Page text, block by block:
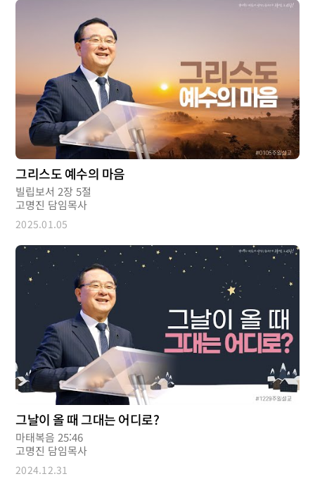
그리스도 예수의 마음
빌립보서 2장 5절
고명진 담임목사
2025.01.05
그날이 올 때 그대는 어디로?
마태복음 25:46
고명진 담임목사
2024.12.31